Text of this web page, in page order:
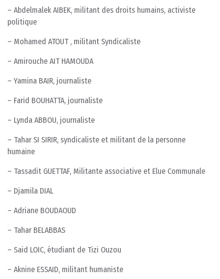
– Abdelmalek AIBEK, militant des droits humains, activiste
politique
– Mohamed ATOUT , militant Syndicaliste
– Amirouche AIT HAMOUDA
– Yamina BAIR, journaliste
– Farid BOUHATTA, journaliste
– Lynda ABBOU, journaliste
– Tahar SI SIRIR, syndicaliste et militant de la personne
humaine
– Tassadit GUETTAF, Militante associative et Elue Communale
– Djamila DIAL
– Adriane BOUDAOUD
– Tahar BELABBAS
– Said LOIC, étudiant de Tizi Ouzou
– Aknine ESSAID, militant humaniste